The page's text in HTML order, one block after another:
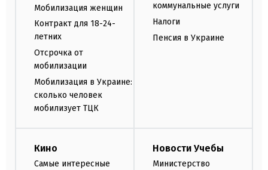
Мобилизация женщин
Контракт для 18-24-
летних
Отсрочка от
мобилизации
Мобилизация в Украине:
сколько человек
мобилизует ТЦК
коммунальные услуги
Налоги
Пенсия в Украине
Кино
Самые интересные
Новости Учебы
Министерство